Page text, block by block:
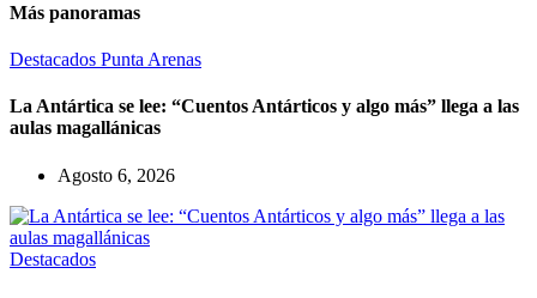
Más panoramas
Destacados Punta Arenas
La Antártica se lee: “Cuentos Antárticos y algo más” llega a las
aulas magallánicas
Agosto 6, 2026
Destacados